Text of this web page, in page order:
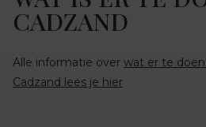
CADZAND
Alle informatie over wat er te
Cadzand lees je hier